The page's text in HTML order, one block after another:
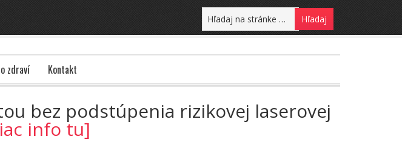
zdraví Kontakt
bez podstúpenia rizikovej laserovej
info tu]